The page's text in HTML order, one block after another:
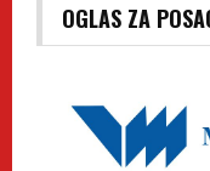
OGLAS ZA